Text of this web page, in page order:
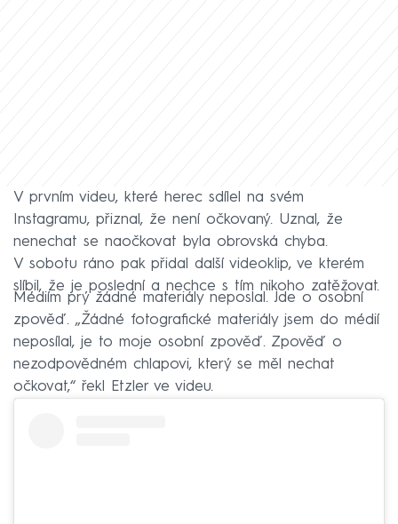
V prvním videu, které herec sdílel na svém
Instagramu, přiznal, že není očkovaný. Uznal, že
nenechat se naočkovat byla obrovská chyba.
V sobotu ráno pak přidal další videoklip, ve kterém
slíbil, že je poslední a nechce s tím nikoho zatěžovat.
Médiím prý žádné materiály neposlal. Jde o osobní
zpověď. „Žádné fotografické materiály jsem do médií
neposílal, je to moje osobní zpověď. Zpověď o
nezodpovědném chlapovi, který se měl nechat
očkovat,“ řekl Etzler ve videu.